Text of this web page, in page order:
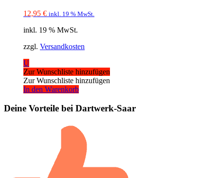
12,95 € inkl. 19 % MwSt.
inkl. 19 % MwSt.
zzgl. Versandkosten
U
Zur Wunschliste hinzufügen
Zur Wunschliste hinzufügen
In den Warenkorb
Deine Vorteile bei Dartwerk-Saar